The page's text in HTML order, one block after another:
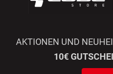
AKTIONEN UND
10€